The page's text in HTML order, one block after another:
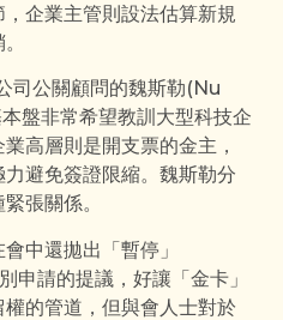
企業主管則設法估算新規
司公關顧問的魏斯勒(Nu
盤非常希望教訓大型科技企
高層則是開支票的金主，
避免簽證限縮。魏斯勒分
張關係。
中還拋出「暫停」
請的提議，好讓「金卡」
的管道，但與會人士對於